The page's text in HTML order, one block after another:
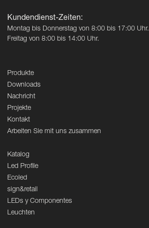
Kundendienst-Zeiten:
Montag bis Donnerstag von 8:00 bis 17:00 Uhr.
Freitag von 8:00 bis 14:00 Uhr.
Produkte
Downloads
Nachricht
Projekte
Kontakt
Arbeiten Sie mit uns zusammen
Katalog
Led Profile
Ecoled
sign&retail
LEDs y Componentes
Leuchten